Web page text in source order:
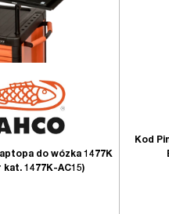
do wózka 1477K
kat. 1477K-AC15)
Kod